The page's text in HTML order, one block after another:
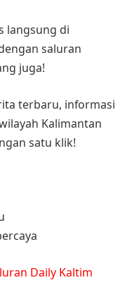
langsung di
saluran
juga!
terbaru, informasi
Kalimantan
satu klik!
Daily Kaltim